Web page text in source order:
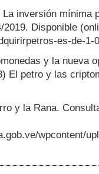
inversión mínima
Disponible
es-de-1-
y la nueva
El petro y las
y la Rana.
wpcontent/